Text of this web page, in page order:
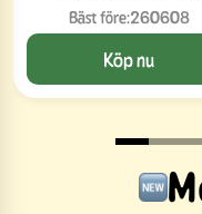
Bäst före:260608
Köp nu